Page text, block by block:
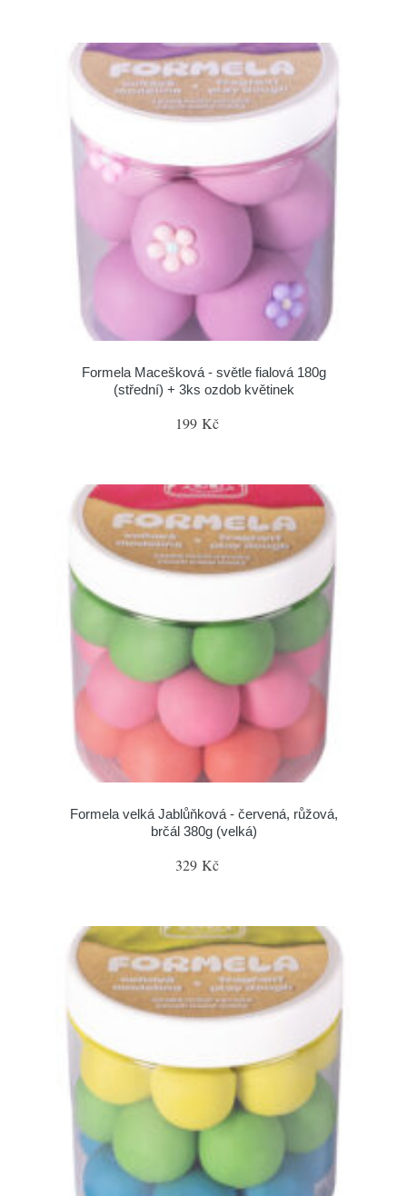
Formela Macešková - světle fialová 180g
(střední) + 3ks ozdob květinek
199 Kč
Formela velká Jablůňková - červená, růžová,
brčál 380g (velká)
329 Kč